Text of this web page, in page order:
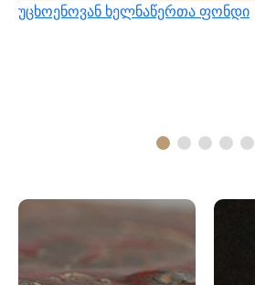
უცხოენოვან ხელნაწერთა ფონდი